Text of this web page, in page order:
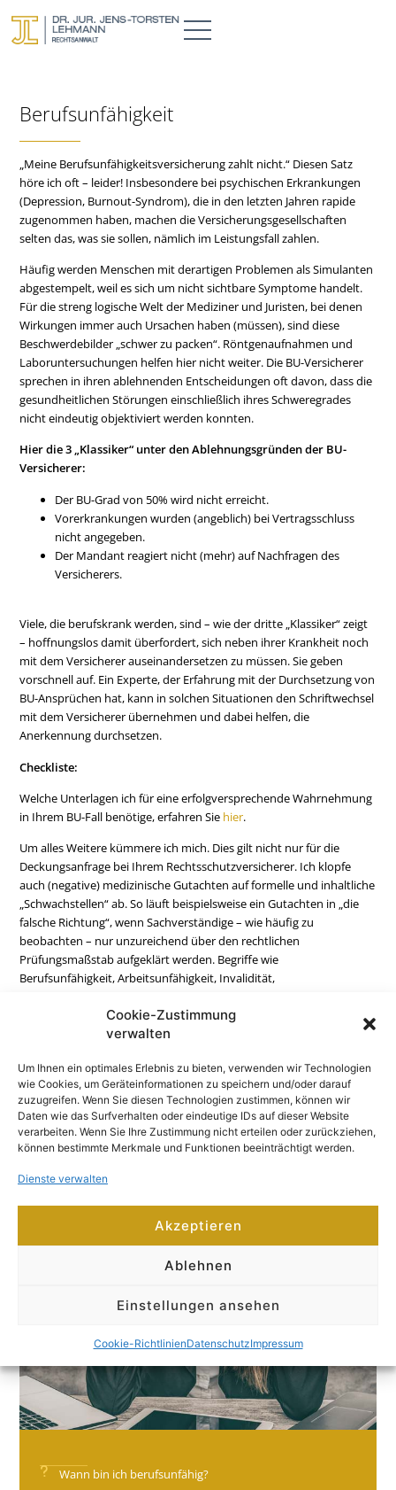
Cookie-Zustimmung
verwalten
Um Ihnen ein optimales Erlebnis zu bieten, verwenden wir Technologien
wie Cookies, um Geräteinformationen zu speichern und/oder darauf
zuzugreifen. Wenn Sie diesen Technologien zustimmen, können wir
Daten wie das Surfverhalten oder eindeutige IDs auf dieser Website
verarbeiten. Wenn Sie Ihre Zustimmung nicht erteilen oder zurückziehen,
können bestimmte Merkmale und Funktionen beeinträchtigt werden.
Dienste verwalten
Akzeptieren
Ablehnen
Einstellungen ansehen
Cookie-RichtlinienDatenschutzImpressum
Berufsunfähigkeit
„Meine Berufsunfähigkeitsversicherung zahlt nicht.“ Diesen Satz
höre ich oft – leider! Insbesondere bei psychischen Erkrankungen
(Depression, Burnout-Syndrom), die in den letzten Jahren rapide
zugenommen haben, machen die Versicherungsgesellschaften
selten das, was sie sollen, nämlich im Leistungsfall zahlen.
Häufig werden Menschen mit derartigen Problemen als Simulanten
abgestempelt, weil es sich um nicht sichtbare Symptome handelt.
Für die streng logische Welt der Mediziner und Juristen, bei denen
Wirkungen immer auch Ursachen haben (müssen), sind diese
Beschwerdebilder „schwer zu packen“. Röntgenaufnahmen und
Laboruntersuchungen helfen hier nicht weiter. Die BU-Versicherer
sprechen in ihren ablehnenden Entscheidungen oft davon, dass die
gesundheitlichen Störungen einschließlich ihres Schweregrades
nicht eindeutig objektiviert werden konnten.
Hier die 3 „Klassiker“ unter den Ablehnungsgründen der BU-
Versicherer:
Der BU-Grad von 50% wird nicht erreicht.
Vorerkrankungen wurden (angeblich) bei Vertragsschluss
nicht angegeben.
Der Mandant reagiert nicht (mehr) auf Nachfragen des
Versicherers.
Viele, die berufskrank werden, sind – wie der dritte „Klassiker“ zeigt
– hoffnungslos damit überfordert, sich neben ihrer Krankheit noch
mit dem Versicherer auseinandersetzen zu müssen. Sie geben
vorschnell auf. Ein Experte, der Erfahrung mit der Durchsetzung von
BU-Ansprüchen hat, kann in solchen Situationen den Schriftwechsel
mit dem Versicherer übernehmen und dabei helfen, die
Anerkennung durchsetzen.
Checkliste:
Welche Unterlagen ich für eine erfolgversprechende Wahrnehmung
in Ihrem BU-Fall benötige, erfahren Sie hier.
Um alles Weitere kümmere ich mich. Dies gilt nicht nur für die
Deckungsanfrage bei Ihrem Rechtsschutzversicherer. Ich klopfe
auch (negative) medizinische Gutachten auf formelle und inhaltliche
„Schwachstellen“ ab. So läuft beispielsweise ein Gutachten in „die
falsche Richtung“, wenn Sachverständige – wie häufig zu
beobachten – nur unzureichend über den rechtlichen
Prüfungsmaßstab aufgeklärt werden. Begriffe wie
Berufsunfähigkeit, Arbeitsunfähigkeit, Invalidität,
auseinanderzuhalten.
Regelmäßig erreichen mich auch Fragen
mit folgendem Inhalt:
Wann bin ich berufsunfähig?